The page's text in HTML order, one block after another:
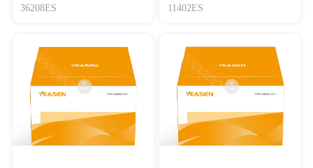
盒
36208ES
因检测试剂盒
11402ES